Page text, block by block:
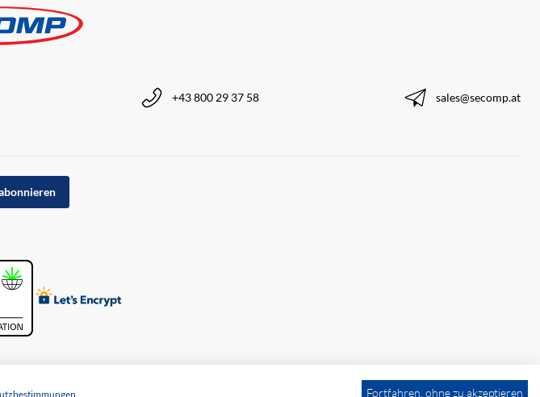
+43 800 29 37 58 sales@secomp.at
Fortfahren, ohne zu akzeptieren